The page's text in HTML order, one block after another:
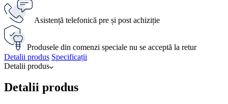
Asistență telefonică pre și post achiziție
Produsele din comenzi speciale nu se acceptă la retur
Detalii produs Specificații
Detalii produs
Detalii produs